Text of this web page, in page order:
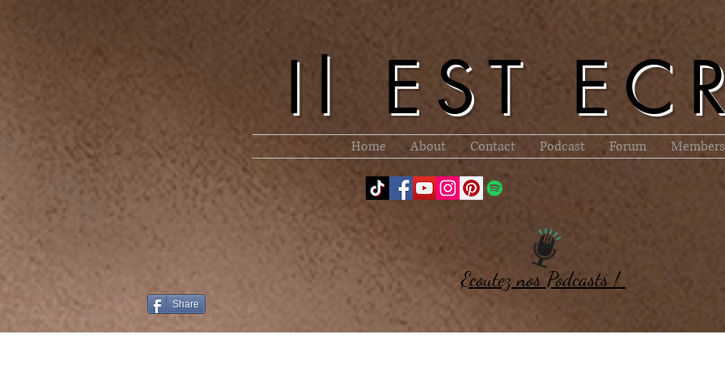
Il EST
Home About Contact Podcast Forum Members
Share
Ecoutez nos Podcasts !